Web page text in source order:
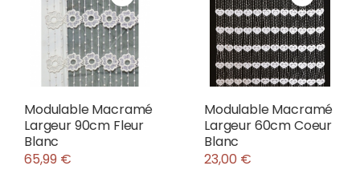
Modulable Macramé
Largeur 90cm Fleur
Blanc
65,99 €
Modulable Macramé
Largeur 60cm Coeur
Blanc
23,00 €